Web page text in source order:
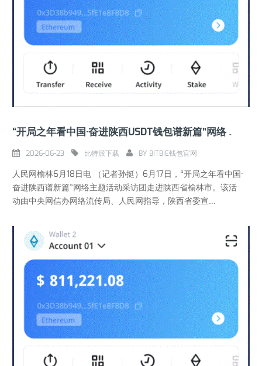
“开局之年看中国·奋进陕西USDT钱包谱新篇”网络主题活动采访团走进榆林
2026-06-23 比特派下载 BY BITBIE钱包官网
人民网榆林6月18日电 （记者孙挺）6月17日，“开局之年看中国·
奋进陕西谱新篇”网络主题活动采访团走进陕西省榆林市。该活
动由中央网信办网络流传局、人民网指导，陕西省委宣...